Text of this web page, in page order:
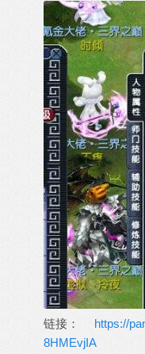
链接：
https://
8HMEvjIA